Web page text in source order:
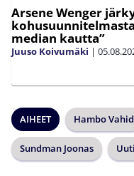
Arsene Wenger
median kautta”
Juuso Koivumäki |
AIHEET Hambo Vahid
Sundman Joonas